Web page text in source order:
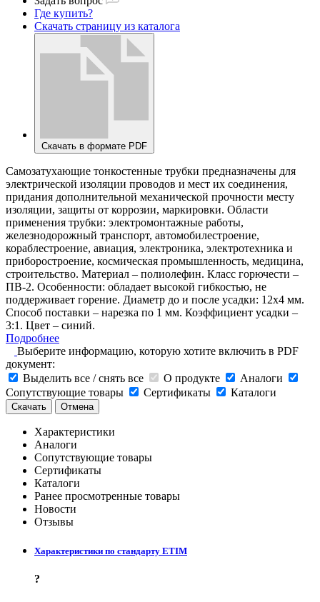
Где купить?
Скачать страницу из каталога
Скачать в формате PDF
Самозатухающие тонкостенные трубки предназначены для
электрической изоляции проводов и мест их соединения,
придания дополнительной механической прочности месту
изоляции, защиты от коррозии, маркировки. Области
применения трубки: электромонтажные работы,
железнодорожный транспорт, автомобилестроение,
кораблестроение, авиация, электроника, электротехника и
приборостроение, космическая промышленность, медицина,
строительство. Материал – полиолефин. Класс горючести –
ПВ-2. Особенности: обладает высокой гибкостью, не
поддерживает горение. Диаметр до и после усадки: 12х4 мм.
Способ поставки – нарезка по 1 мм. Коэффициент усадки –
3:1. Цвет – синий.
Подробнее
Выберите информацию, которую хотите включить в PDF
документ:
Выделить все / снять все
О продукте
Аналоги
Сопутствующие товары
Сертификаты Каталоги
Скачать Отмена
Характеристики
Аналоги
Сопутствующие товары
Сертификаты
Каталоги
Ранее просмотренные товары
Новости
Отзывы
Характеристики по стандарту ETIM
?